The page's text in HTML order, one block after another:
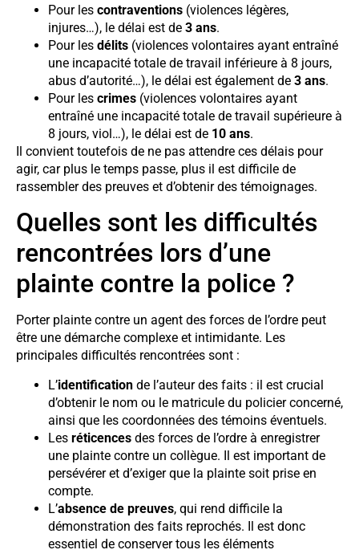
Pour les contraventions (violences légères,
injures…), le délai est de 3 ans.
Pour les délits (violences volontaires ayant entraîné
une incapacité totale de travail inférieure à 8 jours,
abus d’autorité…), le délai est également de 3 ans.
Pour les crimes (violences volontaires ayant
entraîné une incapacité totale de travail supérieure à
8 jours, viol…), le délai est de 10 ans.
Il convient toutefois de ne pas attendre ces délais pour
agir, car plus le temps passe, plus il est difficile de
rassembler des preuves et d’obtenir des témoignages.
Quelles sont les difficultés
rencontrées lors d’une
plainte contre la police ?
Porter plainte contre un agent des forces de l’ordre peut
être une démarche complexe et intimidante. Les
principales difficultés rencontrées sont :
L’identification de l’auteur des faits : il est crucial
d’obtenir le nom ou le matricule du policier concerné,
ainsi que les coordonnées des témoins éventuels.
Les réticences des forces de l’ordre à enregistrer
une plainte contre un collègue. Il est important de
persévérer et d’exiger que la plainte soit prise en
compte.
L’absence de preuves, qui rend difficile la
démonstration des faits reprochés. Il est donc
essentiel de conserver tous les éléments